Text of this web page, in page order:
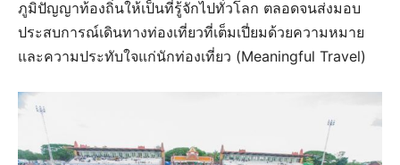
ภูมิปัญญาท้องถิ่นให้เป็นที่รู้จักไปทั่วโลก ตลอดจนส่งมอบ
ประสบการณ์เดินทางท่องเที่ยวที่เต็มเปี่ยมด้วยความหมาย
และความประทับใจแก่นักท่องเที่ยว (Meaningful Travel)